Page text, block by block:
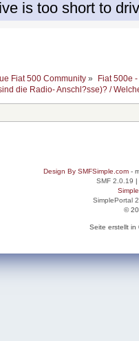
is too short to
Fiat 500 Community »
Fiat 500e
die Radio- Anschl?sse)? /
Design By SMFSimple.com-
SMF 2.0.19 |
SimplePortal
©
Seite erstellt in